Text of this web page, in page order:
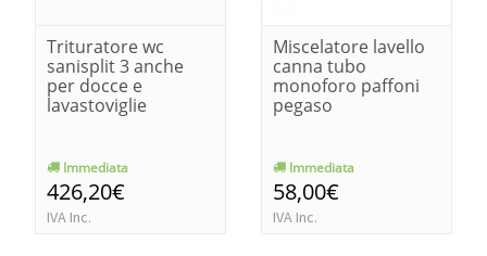
Trituratore wc
sanisplit 3 anche
per docce e
lavastoviglie
Immediata
426,20€
IVA Inc.
Miscelatore lavello
canna tubo
monoforo paffoni
pegaso
Immediata
58,00€
IVA Inc.